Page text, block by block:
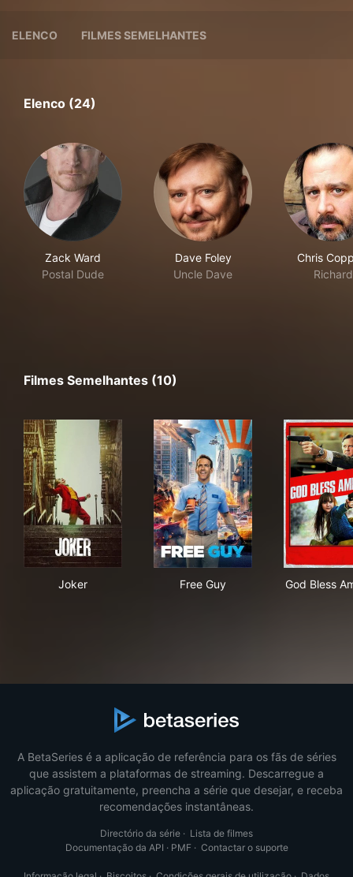
ELENCO FILMES SEMELHANTES
Elenco (24)
Zack Ward
Postal Dude
Dave Foley
Uncle Dave
Chris
Richard
Filmes Semelhantes (10)
Joker Free Guy God Bless
A BetaSeries é a aplicação de referência para os fãs de séries
que assistem a plataformas de streaming. Descarregue a
aplicação gratuitamente, preencha a série que desejar, e receba
recomendações instantâneas.
Directório da série · Lista de filmes
Documentação da API · PMF· Contactar o suporte